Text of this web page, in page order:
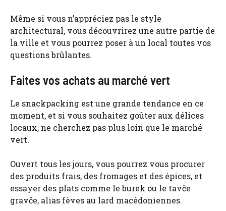
Même si vous n’appréciez pas le style
architectural, vous découvrirez une autre partie de
la ville et vous pourrez poser à un local toutes vos
questions brûlantes.
Faites vos achats au marché vert
Le snackpacking est une grande tendance en ce
moment, et si vous souhaitez goûter aux délices
locaux, ne cherchez pas plus loin que le marché
vert.
Ouvert tous les jours, vous pourrez vous procurer
des produits frais, des fromages et des épices, et
essayer des plats comme le burek ou le tavče
gravče, alias fèves au lard macédoniennes.